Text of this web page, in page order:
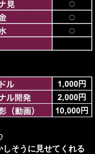
そうに見せてくれる